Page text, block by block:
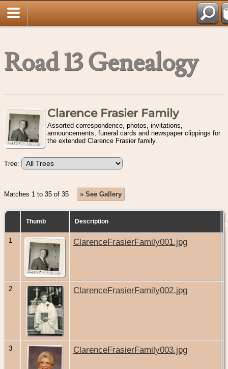
Road 13 Genealogy
Clarence Frasier Family
Assorted correspondence, photos, invitations,
announcements, funeral cards and newspaper clippings for
the extended Clarence Frasier family.
Tree:
Matches 1 to 35 of 35 » See Gallery
Thumb Description
1 ClarenceFrasierFamily001.jpg
2 ClarenceFrasierFamily002.jpg
3 ClarenceFrasierFamily003.jpg